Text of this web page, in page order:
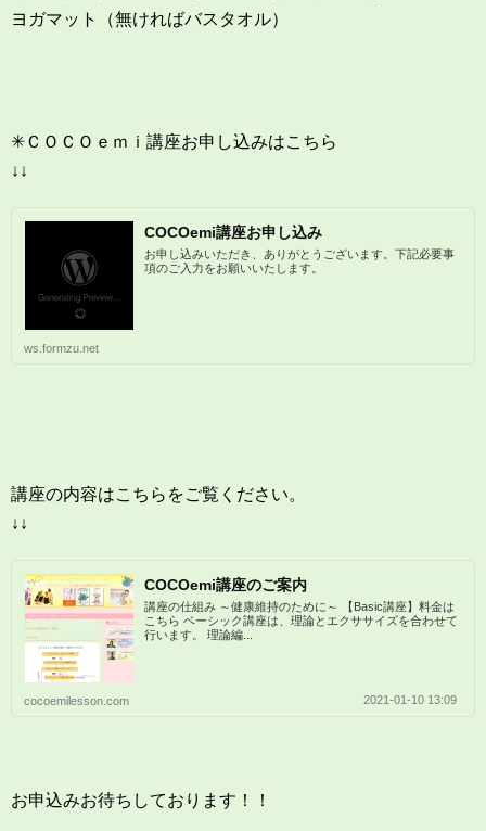
ヨガマット（無ければバスタオル）
✳︎ＣＯＣＯｅｍｉ講座お申し込みはこちら
↓↓
COCOemi講座お申し込み
お申し込みいただき、ありがとうございます。下記必要事
項のご入力をお願いいたします。
ws.formzu.net
講座の内容はこちらをご覧ください。
↓↓
COCOemi講座のご案内
講座の仕組み ～健康維持のために～ 【Basic講座】料金は
こちら ベーシック講座は、理論とエクササイズを合わせて
行います。 理論編...
cocoemilesson.com 2021-01-10 13:09
お申込みお待ちしております！！